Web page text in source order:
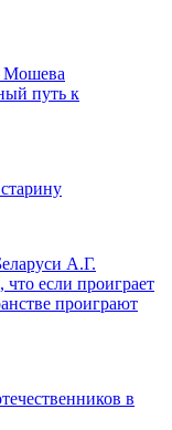
Мошева
путь к
А.Г.
если проиграет
проиграют
в